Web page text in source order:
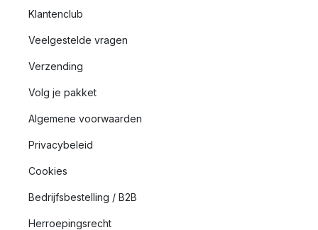
Klantenclub
Veelgestelde vragen
Verzending
Volg je pakket
Algemene voorwaarden
Privacybeleid
Cookies
Bedrijfsbestelling / B2B
Herroepingsrecht